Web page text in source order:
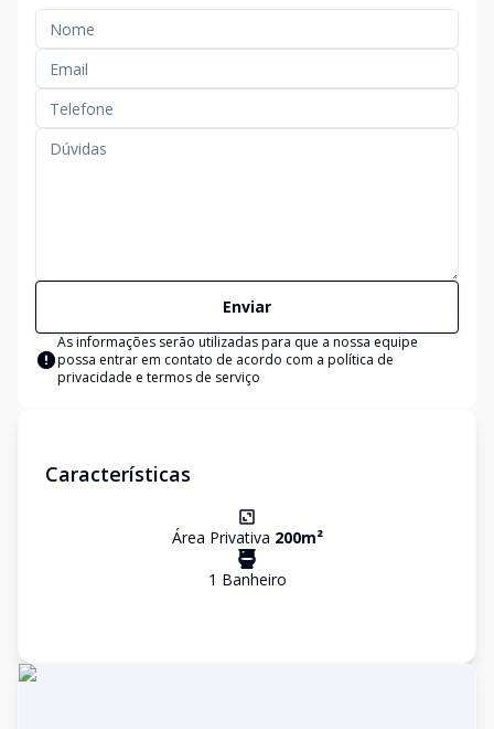
Enviar
As informações serão utilizadas para que a nossa equipe
possa entrar em contato de acordo com a política de
privacidade e termos de serviço
Características
Área Privativa 200m²
1 Banheiro